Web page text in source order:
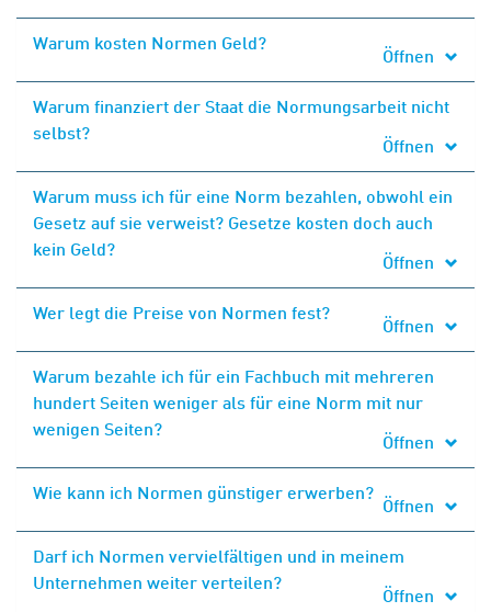
Warum kosten Normen Geld?
Öffnen
Warum finanziert der Staat die Normungsarbeit nicht
selbst?
Öffnen
Warum muss ich für eine Norm bezahlen, obwohl ein
Gesetz auf sie verweist? Gesetze kosten doch auch
kein Geld?
Öffnen
Wer legt die Preise von Normen fest?
Öffnen
Warum bezahle ich für ein Fachbuch mit mehreren
hundert Seiten weniger als für eine Norm mit nur
wenigen Seiten?
Öffnen
Wie kann ich Normen günstiger erwerben?
Öffnen
Darf ich Normen vervielfältigen und in meinem
Unternehmen weiter verteilen?
Öffnen